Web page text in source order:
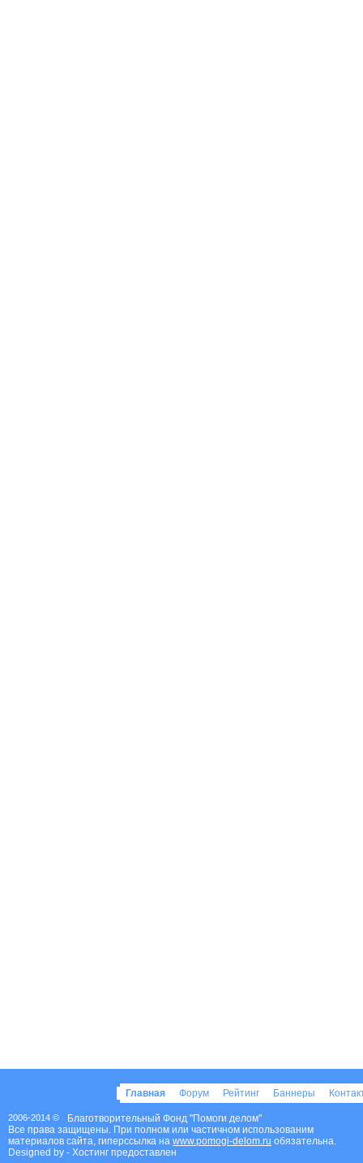
Главная Форум Рейтинг Баннеры
2006-2014 ©
Благотворительный Фонд "Помоги делом"
Все права защищены. При полном или частичном использованим
материалов сайта, гиперссылка на www.pomogi-delom.ru обязательна.
Designed by - Хостинг предоставлен